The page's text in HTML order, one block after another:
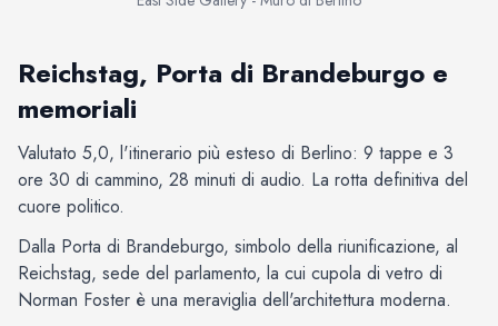
Reichstag, Porta di Brandeburgo e
memoriali
Valutato 5,0, l'itinerario più esteso di Berlino: 9 tappe e 3
ore 30 di cammino, 28 minuti di audio. La rotta definitiva del
cuore politico.
Dalla Porta di Brandeburgo, simbolo della riunificazione, al
Reichstag, sede del parlamento, la cui cupola di vetro di
Norman Foster è una meraviglia dell'architettura moderna.